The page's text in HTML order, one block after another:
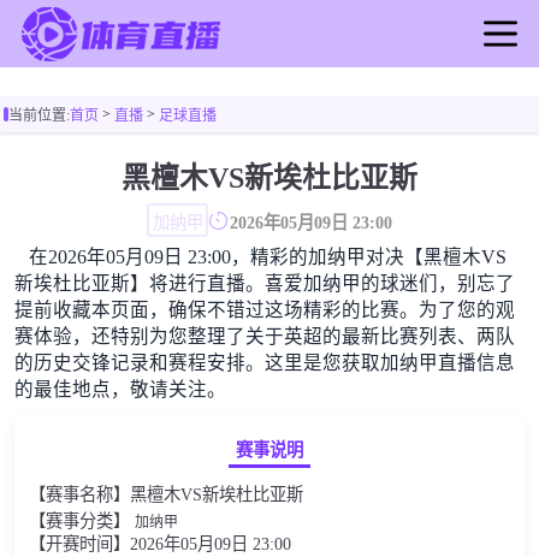
足球直播
足球新闻
篮球新闻
当前位置:首页> 直播> 足球直播
黑檀木VS新埃杜比亚斯
加纳甲 2026年05月09日 23:00
在2026年05月09日 23:00，精彩的加纳甲对决【黑檀木VS
新埃杜比亚斯】将进行直播。喜爱加纳甲的球迷们，别忘了
提前收藏本页面，确保不错过这场精彩的比赛。为了您的观
赛体验，还特别为您整理了关于英超的最新比赛列表、两队
的历史交锋记录和赛程安排。这里是您获取加纳甲直播信息
的最佳地点，敬请关注。
赛事说明
【赛事名称】黑檀木VS新埃杜比亚斯
【赛事分类】 加纳甲
【开赛时间】2026年05月09日 23:00